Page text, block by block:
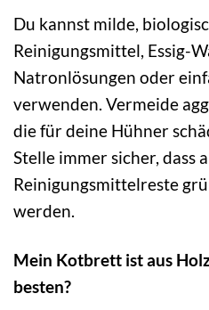
Du kannst milde,
Reinigungsmittel, Essig-
Natronlösungen oder
verwenden. Vermeide
die für deine Hühner
Stelle immer sicher, dass
Reinigungsmittelreste
werden.
Mein Kotbrett ist aus
besten?